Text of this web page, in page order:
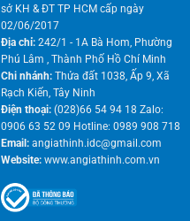
sở KH & ĐT TP HCM cấp ngày
02/06/2017
Địa chỉ:242/1 - 1A Bà Hom, Phường
Phú Lâm , Thành Phố Hồ Chí Minh
Chi nhánh: Thửa đất 1038, Ấp 9, Xã
Rạch Kiến, Tây Ninh
Điện thoại:(028)66 54 94 18 Zalo:
0906 63 52 09 Hotline: 0989 908 718
Email:angiathinh.idc@gmail.com
Website:www.angiathinh.com.vn